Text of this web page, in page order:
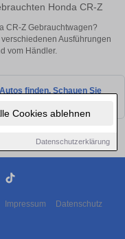
Cookies ablehnen
Datenschutzerklärung
Honda CR-Z
CR-Z Gebrauchtwagen?
Ausführungen
vom Händler.
finden. Schauen Sie
Impressum Datenschutz